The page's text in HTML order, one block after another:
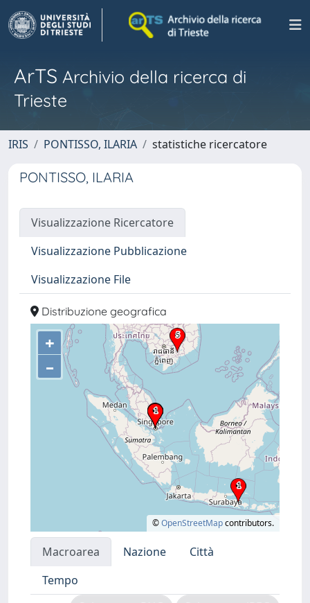
ArTS Archivio della ricerca di
Trieste
IRIS PONTISSO, ILARIA statistiche ricercatore
PONTISSO, ILARIA
Visualizzazione Ricercatore
Visualizzazione Pubblicazione
Visualizzazione File
Distribuzione geografica
+
–
©OpenStreetMapcontributors.
Macroarea Nazione
Città
Tempo